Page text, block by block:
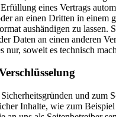
eines Vertrags
an einen Dritten in einem
aushändigen zu lassen.
Daten an einen anderen
nur, soweit es technisch
und zum
Inhalte, wie zum